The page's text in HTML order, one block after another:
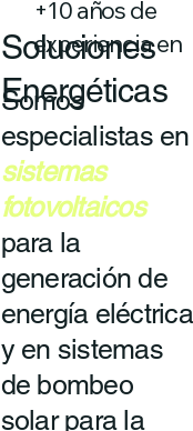
Soluciones
Energéticas
+10 años de
experiencia en
Somos
especialistas en
sistemas
fotovoltaicos
para la
generación de
energía eléctrica
y en sistemas
de bombeo
solar para la